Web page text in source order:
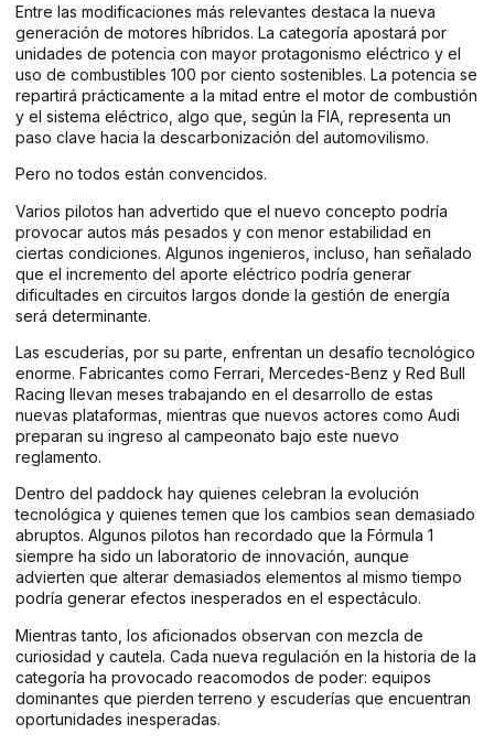
Entre las modificaciones más relevantes destaca la nueva
generación de motores híbridos. La categoría apostará por
unidades de potencia con mayor protagonismo eléctrico y el
uso de combustibles 100 por ciento sostenibles. La potencia se
repartirá prácticamente a la mitad entre el motor de combustión
y el sistema eléctrico, algo que, según la FIA, representa un
paso clave hacia la descarbonización del automovilismo.
Pero no todos están convencidos.
Varios pilotos han advertido que el nuevo concepto podría
provocar autos más pesados y con menor estabilidad en
ciertas condiciones. Algunos ingenieros, incluso, han señalado
que el incremento del aporte eléctrico podría generar
dificultades en circuitos largos donde la gestión de energía
será determinante.
Las escuderías, por su parte, enfrentan un desafío tecnológico
enorme. Fabricantes como Ferrari, Mercedes-Benz y Red Bull
Racing llevan meses trabajando en el desarrollo de estas
nuevas plataformas, mientras que nuevos actores como Audi
preparan su ingreso al campeonato bajo este nuevo
reglamento.
Dentro del paddock hay quienes celebran la evolución
tecnológica y quienes temen que los cambios sean demasiado
abruptos. Algunos pilotos han recordado que la Fórmula 1
siempre ha sido un laboratorio de innovación, aunque
advierten que alterar demasiados elementos al mismo tiempo
podría generar efectos inesperados en el espectáculo.
Mientras tanto, los aficionados observan con mezcla de
curiosidad y cautela. Cada nueva regulación en la historia de la
categoría ha provocado reacomodos de poder: equipos
dominantes que pierden terreno y escuderías que encuentran
oportunidades inesperadas.